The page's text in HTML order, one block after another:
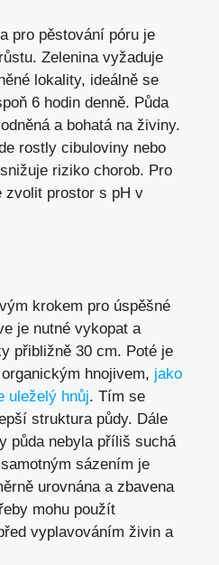
pro pěstování póru je
Zelenina vyžaduje
lokality, ideálně se
6 hodin denně. Půda
a bohatá na živiny.
rostly cibuloviny nebo
riziko chorob. Pro
zvolit prostor s pH v
krokem pro úspěšné
je nutné vykopat a
přibližně 30 cm. Poté je
hnojivem, jako
uleželý hnůj. Tím se
struktura půdy. Dále
půda nebyla příliš suchá
sázením je
urovnána a zbavena
mohu použít
vyplavováním živin a